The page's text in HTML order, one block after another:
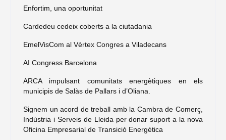
Enfortim, una oportunitat
Cardedeu cedeix coberts a la ciutadania
EmelVisCom al Vèrtex Congres a Viladecans
AI Congress Barcelona
ARCA impulsant comunitats energètiques en els
municipis de Salàs de Pallars i d’Oliana.
Signem un acord de treball amb la Cambra de Comerç,
Indústria i Serveis de Lleida per donar suport a la nova
Oficina Empresarial de Transició Energètica